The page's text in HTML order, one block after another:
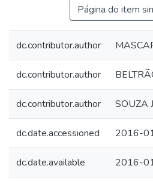
Página do item
dc.contributor.author
dc.contributor.author
dc.contributor.author SOUZA
dc.date.accessioned 2016-
dc.date.available 2016-